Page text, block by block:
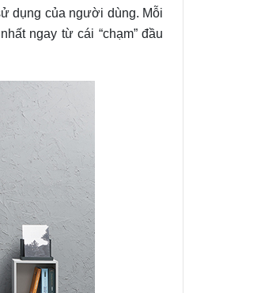
dụng của người dùng. Mỗi
ngay từ cái “chạm” đầu